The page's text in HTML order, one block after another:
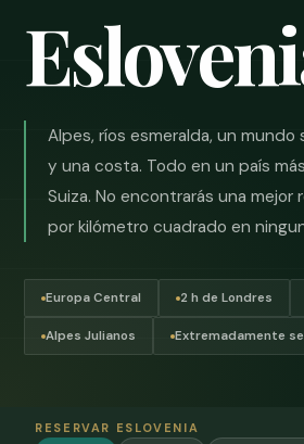
Alpes, ríos esmeralda, un
y una costa. Todo en un país
Suiza. No encontrarás una mejor
por kilómetro cuadrado en
Europa Central 2 h de Londres
Alpes Julianos Extremadamente
RESERVAR ESLOVENIA